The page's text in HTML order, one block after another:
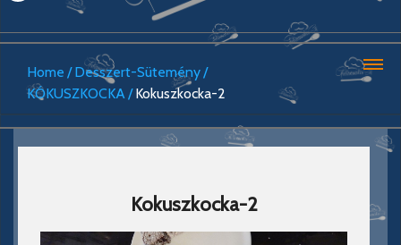
Home
Desszert-Sütemény
KÓKUSZKOCKA
Kokuszkocka-2
Kokuszkocka-2